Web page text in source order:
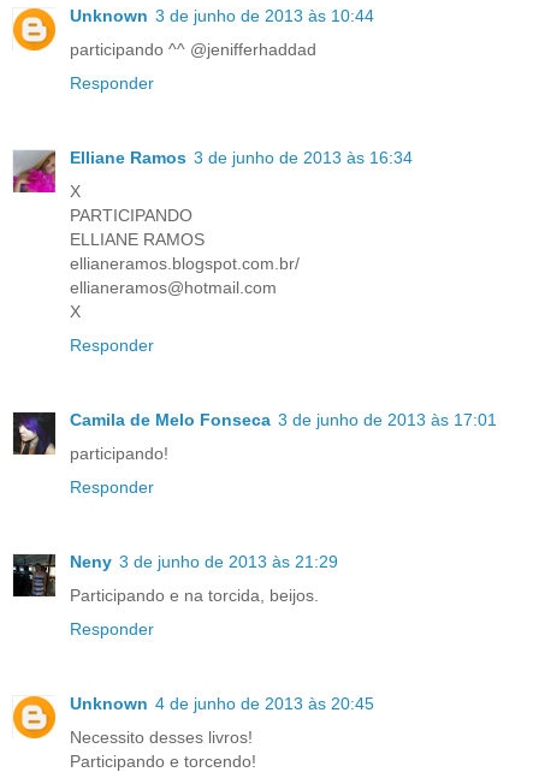
Unknown 3 de junho de 2013 às 10:44
participando ^^ @jenifferhaddad
Responder
Elliane Ramos 3 de junho de 2013 às 16:34
X
PARTICIPANDO
ELLIANE RAMOS
ellianeramos.blogspot.com.br/
ellianeramos@hotmail.com
X
Responder
Camila de Melo Fonseca 3 de junho de 2013 às 17:01
participando!
Responder
Neny 3 de junho de 2013 às 21:29
Participando e na torcida, beijos.
Responder
Unknown 4 de junho de 2013 às 20:45
Necessito desses livros!
Participando e torcendo!